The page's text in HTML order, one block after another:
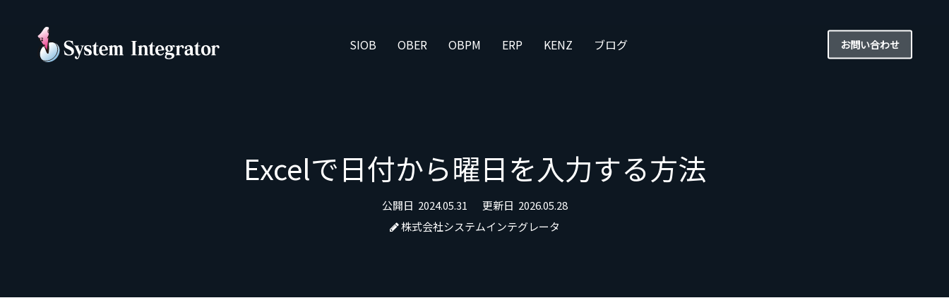
SIOB OBER OBPM ERP KENZ ブログ お問い合わせ
Excelで日付から曜日を入力する方法
公開日 2024.05.31 更新日 2026.05.28
株式会社システムインテグレータ